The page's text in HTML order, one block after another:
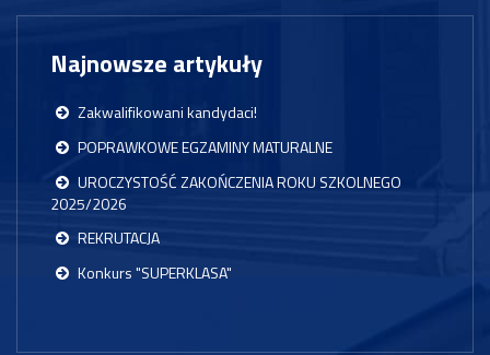
Najnowsze artykuły
Zakwalifikowani kandydaci!
POPRAWKOWE EGZAMINY MATURALNE
UROCZYSTOŚĆ ZAKOŃCZENIA ROKU SZKOLNEGO
2025/2026
REKRUTACJA
Konkurs "SUPERKLASA"